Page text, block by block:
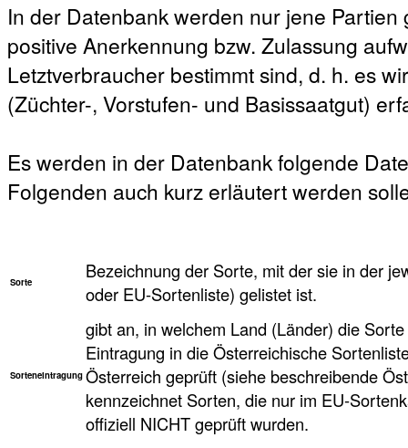
In der Datenbank werden nur jene
positive Anerkennung bzw. Zulassung
Letztverbraucher bestimmt sind, d. h. es
(Züchter-, Vorstufen- und Basissaatgut)
Es werden in der Datenbank folgende
Folgenden auch kurz erläutert werden
Sorte
Bezeichnung der Sorte, mit der sie in der
oder EU-Sortenliste) gelistet ist.
Sorteneintragung
gibt an, in welchem Land (Länder) die
Eintragung in die Österreichische
Österreich geprüft (siehe beschreibende
kennzeichnet Sorten, die nur im EU-
offiziell NICHT geprüft wurden.